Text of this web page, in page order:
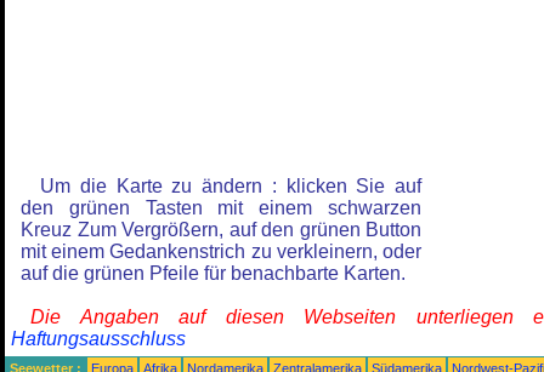
Um die Karte zu ändern : klicken Sie auf
den grünen Tasten mit einem schwarzen
Kreuz Zum Vergrößern, auf den grünen Button
mit einem Gedankenstrich zu verkleinern, oder
auf die grünen Pfeile für benachbarte Karten.
Die Angaben auf diesen Webseiten unterliegen
Haftungsausschluss
Seewetter : Europa Afrika Nordamerika Zentralamerika Südamerika
Nordwest-